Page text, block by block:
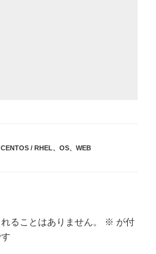
/ RHEL、 OS、 WEB
ることはありません。 ※ が付